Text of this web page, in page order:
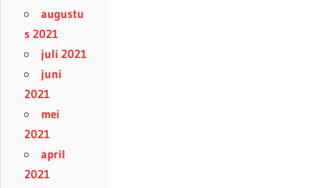
augustu
s 2021
juli 2021
juni
2021
mei
2021
april
2021